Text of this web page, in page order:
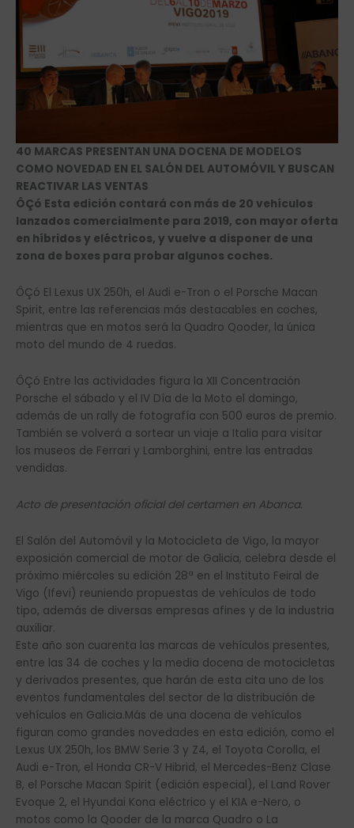
40 MARCAS PRESENTAN UNA DOCENA DE MODELOS
COMO NOVEDAD EN EL SALÓN DEL AUTOMÓVIL Y BUSCAN
REACTIVAR LAS VENTAS
ÔÇó Esta edición contará con más de 20 vehículos
lanzados comercialmente para 2019, con mayor oferta
en híbridos y eléctricos, y vuelve a disponer de una
zona de boxes para probar algunos coches.
ÔÇó El Lexus UX 250h, el Audi e-Tron o el Porsche Macan
Spirit, entre las referencias más destacables en coches,
mientras que en motos será la Quadro Qooder, la única
moto del mundo de 4 ruedas.
ÔÇó Entre las actividades figura la XII Concentración
Porsche el sábado y el IV Día de la Moto el domingo,
además de un rally de fotografía con 500 euros de premio.
También se volverá a sortear un viaje a Italia para visitar
los museos de Ferrari y Lamborghini, entre las entradas
vendidas.
Acto de presentación oficial del certamen en Abanca.
El Salón del Automóvil y la Motocicleta de Vigo, la mayor
exposición comercial de motor de Galicia, celebra desde el
próximo miércoles su edición 28ª en el Instituto Feiral de
Vigo (Ifevi) reuniendo propuestas de vehículos de todo
tipo, además de diversas empresas afines y de la industria
auxiliar.
Este año son cuarenta las marcas de vehículos presentes,
entre las 34 de coches y la media docena de motocicletas
y derivados presentes, que harán de esta cita uno de los
eventos fundamentales del sector de la distribución de
vehículos en Galicia.Más de una docena de vehículos
figuran como grandes novedades en esta edición, como el
Lexus UX 250h, los BMW Serie 3 y Z4, el Toyota Corolla, el
Audi e-Tron, el Honda CR-V Hibrid, el Mercedes-Benz Clase
B, el Porsche Macan Spirit (edición especial), el Land Rover
Evoque 2, el Hyundai Kona eléctrico y el KIA e-Nero, o
motos como la Qooder de la marca Quadro o La